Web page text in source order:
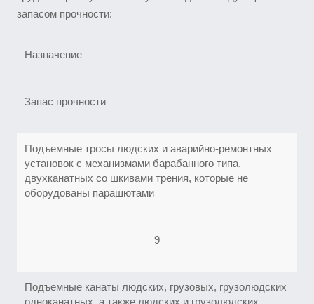
запасом прочности:
Назначение
Запас прочности
Подъемные тросы людских и аварийно-ремонтных
установок с механизмами барабанного типа,
двухканатных со шкивами трения, которые не
оборудованы парашютами
9
Подъемные канаты людских, грузовых, грузолюдских
одноканатных, а также людских и грузолюдских